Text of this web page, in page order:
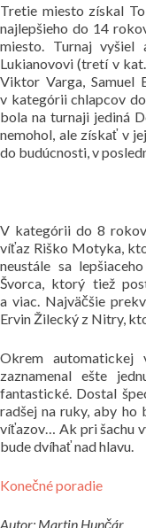
Tretie miesto získal
najlepšieho do 14
miesto. Turnaj vyšiel
Lukianovovi (tretí v
Viktor Varga, Samuel
v kategórii chlapcov
bola na turnaji jediná
nemohol, ale získať v
do budúcnosti, v
V kategórii do 8
víťaz Riško Motyka,
neustále sa
Švorca, ktorý tiež
a viac. Najväčšie
Ervin Žilecký z Nitry,
Okrem automatickej
zaznamenal ešte
fantastické. Dostal
radšej na ruky, aby
víťazov… Ak pri šachu
bude dvíhať nad hlavu.
Konečné poradie
Autor: Martin Hunčár